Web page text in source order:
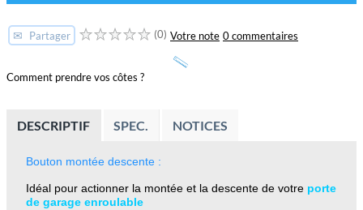
✉ Partager (0) Votre note 0 commentaires
Comment prendre vos côtes ?
DESCRIPTIF SPEC. NOTICES
Bouton montée descente :
Idéal pour actionner la montée et la descente de votre porte
de garage enroulable